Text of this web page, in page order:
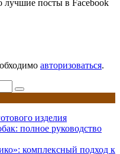
лучшие посты в Facebook
авторизоваться.
изделия
полное руководство
комплексный подход к